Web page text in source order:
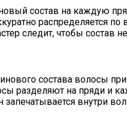
состав на каждую
распределяется
следит, чтобы состав
состава волосы
разделяют на пряди и
запечатывается внутри